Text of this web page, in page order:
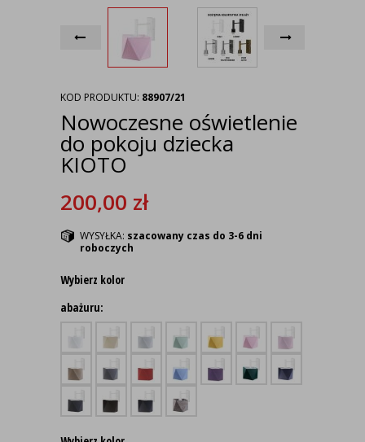
KOD PRODUKTU: 88907/21
Nowoczesne oświetlenie
do pokoju dziecka
KIOTO
200,00 zł
WYSYŁKA: szacowany czas do 3-6 dni
roboczych
Wybierz kolor
abażuru: